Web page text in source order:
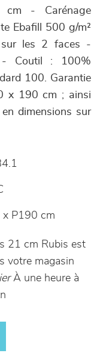
- Carénage
Ebafill 500 g/m²
sur les 2 faces -
- Coutil : 100%
100. Garantie
x 190 cm ; ainsi
dimensions sur
P190 cm
21 cm Rubis est
votre magasin
À une heure à